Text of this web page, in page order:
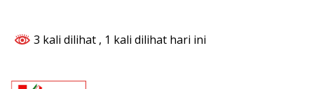
3 kali dilihat , 1 kali dilihat hari ini